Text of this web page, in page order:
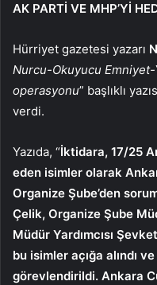
AK PARTİ VE MHP’Yİ
Hürriyet gazetesi yazarı
Nurcu-Okuyucu Emniyet-
operasyonu” başlıklı
verdi.
Yazıda, “İktidara, 17/25
eden isimler olarak
Organize Şube’den
Çelik, Organize Şube
Müdür Yardımcısı
bu isimler açığa alındı
görevlendirildi. Ankara